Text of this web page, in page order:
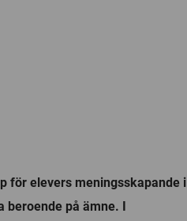
för elevers meningsskapande i
beroende på ämne. I